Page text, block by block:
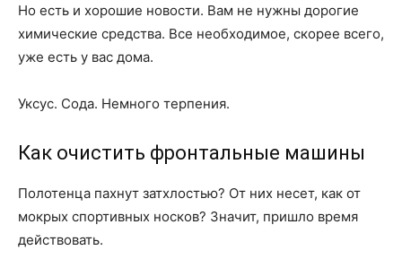
Но есть и хорошие новости. Вам не нужны дорогие
химические средства. Все необходимое, скорее всего,
уже есть у вас дома.
Уксус. Сода. Немного терпения.
Как очистить фронтальные машины
Полотенца пахнут затхлостью? От них несет, как от
мокрых спортивных носков? Значит, пришло время
действовать.